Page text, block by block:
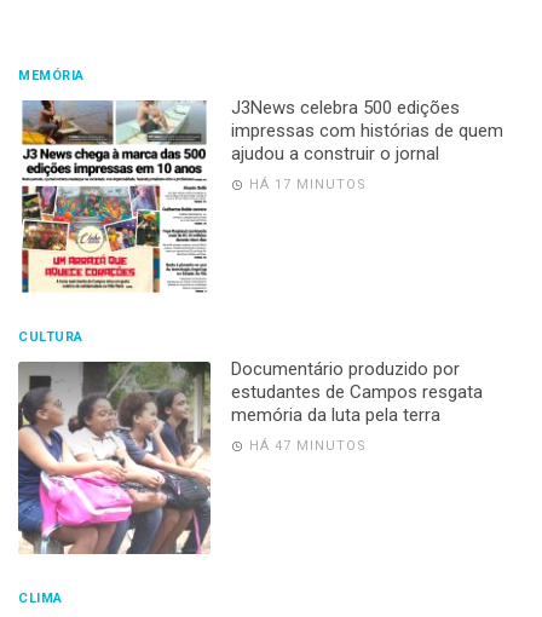
MEMÓRIA
J3News celebra 500 edições
impressas com histórias de quem
ajudou a construir o jornal
HÁ 17 MINUTOS
CULTURA
Documentário produzido por
estudantes de Campos resgata
memória da luta pela terra
HÁ 47 MINUTOS
CLIMA